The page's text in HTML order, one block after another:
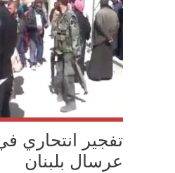
تفجير انتحاري
عرسال بلبنان